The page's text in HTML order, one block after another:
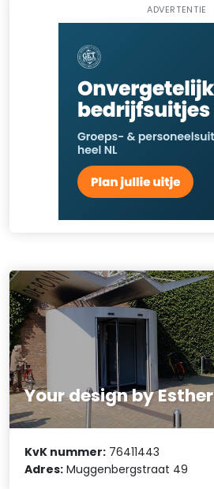
ADVERTENTIE
Your design by Esther
KvK nummer: 76411443
Adres: Muggenbergstraat 49